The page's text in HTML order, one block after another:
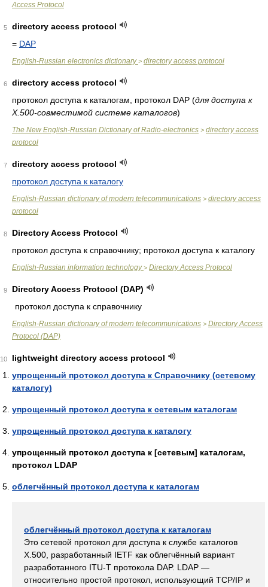
Access Protocol
5
directory access protocol
= DAP
English-Russian electronics dictionary> directory access protocol
6
directory access protocol
протокол доступа к каталогам, протокол DAP (для доступа к
X.500-совместимой системе каталогов)
The New English-Russian Dictionary of Radio-electronics > directory access
protocol
7
directory access protocol
протокол доступа к каталогу
English-Russian dictionary of modern telecommunications > directory access
protocol
8
Directory Access Protocol
протокол доступа к справочнику; протокол доступа к каталогу
English-Russian information technology> Directory Access Protocol
9
Directory Access Protocol (DAP)
протокол доступа к справочнику
English-Russian dictionary of modern telecommunications > Directory Access
Protocol (DAP)
10
lightweight directory access protocol
упрощенный протокол доступа к Справочнику (сетевому
каталогу)
упрощенный протокол доступа к сетевым каталогам
упрощенный протокол доступа к каталогу
упрощенный протокол доступа к [сетевым] каталогам,
протокол LDAP
облегчённый протокол доступа к каталогам
облегчённый протокол доступа к каталогам
Это сетевой протокол для доступа к службе каталогов
X.500, разработанный IETF как облегчённый вариант
разработанного ITU-T протокола DAP. LDAP —
относительно простой протокол, использующий TCP/IP и